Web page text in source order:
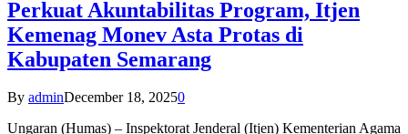
Perkuat Akuntabilitas Program, Itjen
Kemenag Monev Asta Protas di
Kabupaten Semarang
By adminDecember 18, 20250
Ungaran (Humas) – Inspektorat Jenderal (Itjen) Kementerian Agama